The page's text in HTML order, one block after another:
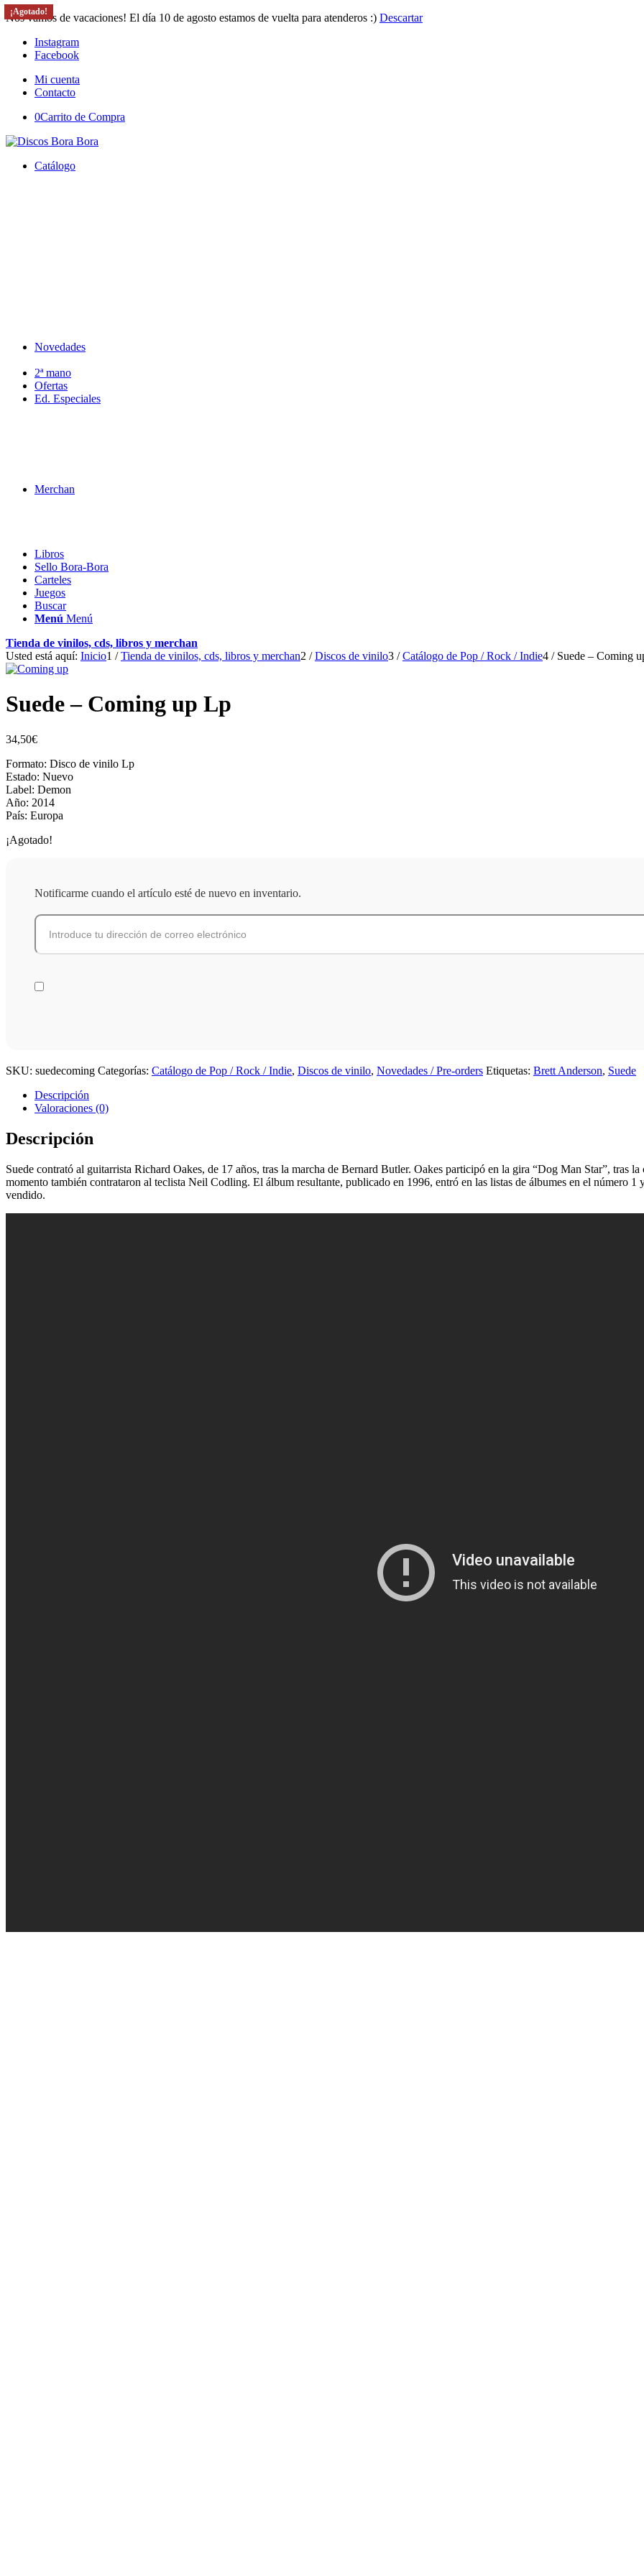
Nos vamos de vacaciones! El día 10 de agosto estamos de vuelta para atenderos :) Descartar
Instagram
Facebook
Mi cuenta
Contacto
0Carrito de Compra
Catálogo
Novedades
2ª mano
Ofertas
Ed. Especiales
Merchan
Libros
Sello Bora-Bora
Carteles
Juegos
Buscar
Menú Menú
Tienda de vinilos, cds, libros y merchan
Usted está aquí: Inicio1 / Tienda de vinilos, cds, libros y merchan2 / Discos de vinilo3 / Catálogo de Pop / Rock / Indie4 / Suede – Coming
¡Agotado!
Suede – Coming up Lp
34,50€
Formato: Disco de vinilo Lp
Estado: Nuevo
Label: Demon
Año: 2014
País: Europa
¡Agotado!
Notificarme cuando el artículo esté de nuevo en inventario.
SKU: suedecoming Categorías: Catálogo de Pop / Rock / Indie, Discos de vinilo, Novedades / Pre-orders Etiquetas: Brett Anderson, Suede
Descripción
Valoraciones (0)
Descripción
Suede contrató al guitarrista Richard Oakes, de 17 años, tras la marcha de Bernard Butler. Oakes participó en la gira “Dog Man Star”, tras
momento también contrataron al teclista Neil Codling. El álbum resultante, publicado en 1996, entró en las listas de álbumes en el número
vendido.
¡Agotado!
¡Agotado!